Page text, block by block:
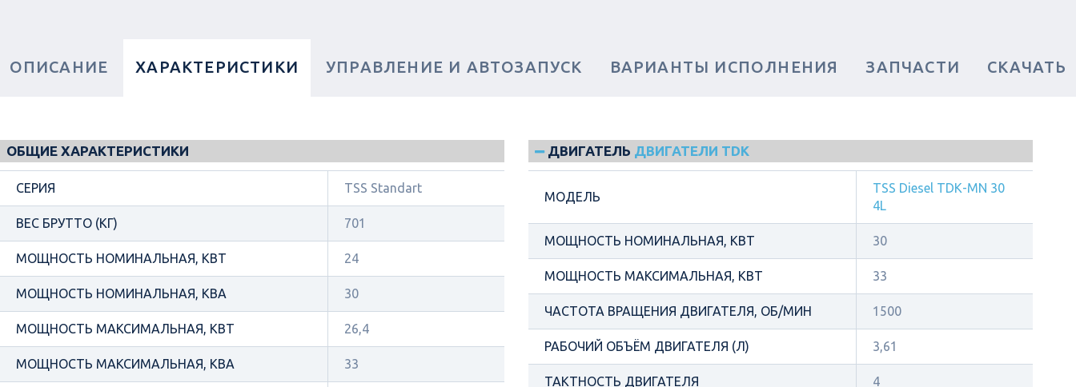
ОПИСАНИЕ ХАРАКТЕРИСТИКИ УПРАВЛЕНИЕ И АВТОЗАПУСК ВАРИАНТЫ ИСПОЛНЕНИЯ ЗАПЧАСТИ СКАЧАТЬ
ОБЩИЕ ХАРАКТЕРИСТИКИ
СЕРИЯ TSS Standart
ВЕС БРУТТО (КГ) 701
МОЩНОСТЬ НОМИНАЛЬНАЯ, КВТ 24
МОЩНОСТЬ НОМИНАЛЬНАЯ, КВА 30
МОЩНОСТЬ МАКСИМАЛЬНАЯ, КВТ 26,4
МОЩНОСТЬ МАКСИМАЛЬНАЯ, КВА 33
ДВИГАТЕЛЬ ДВИГАТЕЛИ TDK
МОДЕЛЬ
TSS Diesel TDК-MN 30
4L
МОЩНОСТЬ НОМИНАЛЬНАЯ, КВТ 30
МОЩНОСТЬ МАКСИМАЛЬНАЯ, КВТ 33
ЧАСТОТА ВРАЩЕНИЯ ДВИГАТЕЛЯ, ОБ/МИН 1500
РАБОЧИЙ ОБЪЁМ ДВИГАТЕЛЯ (Л) 3,61
ТАКТНОСТЬ ДВИГАТЕЛЯ 4